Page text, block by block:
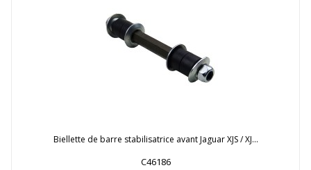
Biellette de barre stabilisatrice avant Jaguar XJS / XJ...
C46186